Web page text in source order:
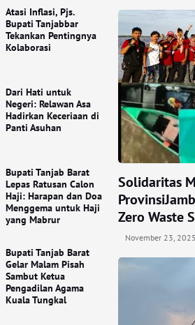
Atasi Inflasi, Pjs.
Bupati Tanjabbar
Tekankan Pentingnya
Kolaborasi
Dari Hati untuk
Negeri: Relawan Asa
Hadirkan Keceriaan di
Panti Asuhan
Bupati Tanjab Barat
Lepas Ratusan Calon
Haji: Harapan dan Doa
Menggema untuk Haji
yang Mabrur
Bupati Tanjab Barat
Gelar Malam Pisah
Sambut Ketua
Pengadilan Agama
Kuala Tungkal
Solidaritas
Zero Waste
November 23, 2025